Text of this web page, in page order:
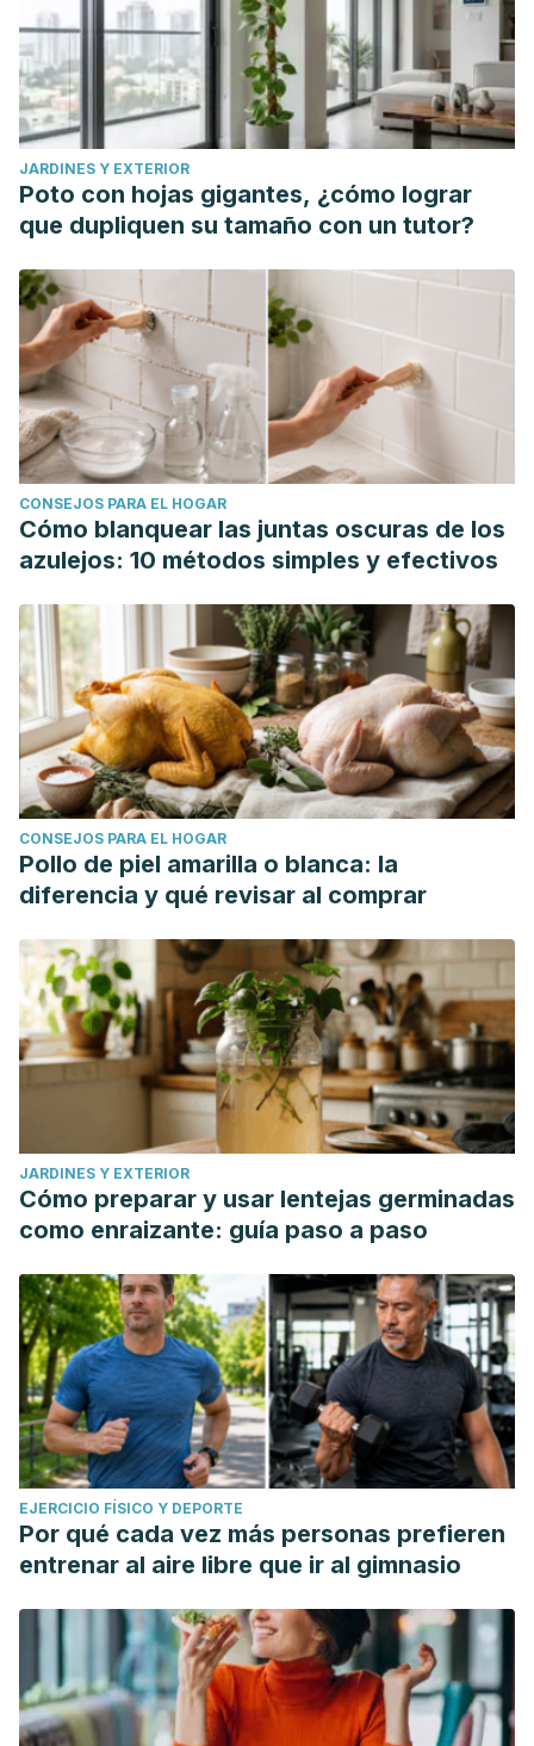
JARDINES Y EXTERIOR
Poto con hojas gigantes, ¿cómo lograr
que dupliquen su tamaño con un tutor?
CONSEJOS PARA EL HOGAR
Cómo blanquear las juntas oscuras de los
azulejos: 10 métodos simples y efectivos
CONSEJOS PARA EL HOGAR
Pollo de piel amarilla o blanca: la
diferencia y qué revisar al comprar
JARDINES Y EXTERIOR
Cómo preparar y usar lentejas germinadas
como enraizante: guía paso a paso
EJERCICIO FÍSICO Y DEPORTE
Por qué cada vez más personas prefieren
entrenar al aire libre que ir al gimnasio